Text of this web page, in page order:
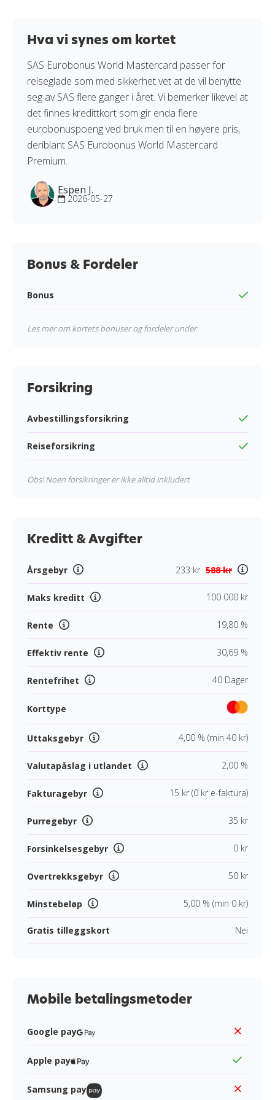
Hva vi synes om kortet
SAS Eurobonus World Mastercard passer for
reiseglade som med sikkerhet vet at de vil benytte
seg av SAS flere ganger i året. Vi bemerker likevel at
det finnes kredittkort som gir enda flere
eurobonuspoeng ved bruk men til en høyere pris,
deriblant SAS Eurobonus World Mastercard
Premium.
Espen J.
2026-05-27
Bonus & Fordeler
Bonus
Les mer om kortets bonuser og fordeler under
Forsikring
Avbestillingsforsikring
Reiseforsikring
Obs! Noen forsikringer er ikke alltid inkludert
Kreditt & Avgifter
Årsgebyr 233 kr 588 kr
Maks kreditt 100 000 kr
Rente 19,80 %
Effektiv rente 30,69 %
Rentefrihet 40 Dager
Korttype
Uttaksgebyr 4,00 % (min 40 kr)
Valutapåslag i utlandet 2,00 %
Fakturagebyr 15 kr (0 kr e-faktura)
Purregebyr 35 kr
Forsinkelsesgebyr 0 kr
Overtrekksgebyr 50 kr
Minstebeløp 5,00 % (min 0 kr)
Gratis tilleggskort Nei
Mobile betalingsmetoder
Google pay
Apple pay
Samsung pay